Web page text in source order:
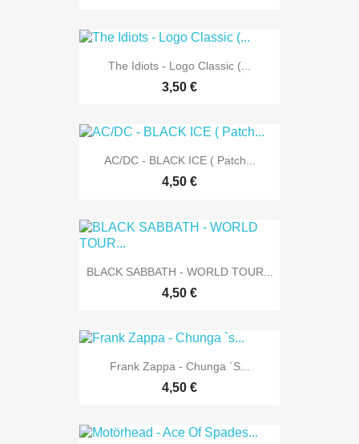
The Idiots - Logo Classic (...
3,50 €
AC/DC - BLACK ICE ( Patch...
4,50 €
BLACK SABBATH - WORLD TOUR...
4,50 €
Frank Zappa - Chunga `s...
4,50 €